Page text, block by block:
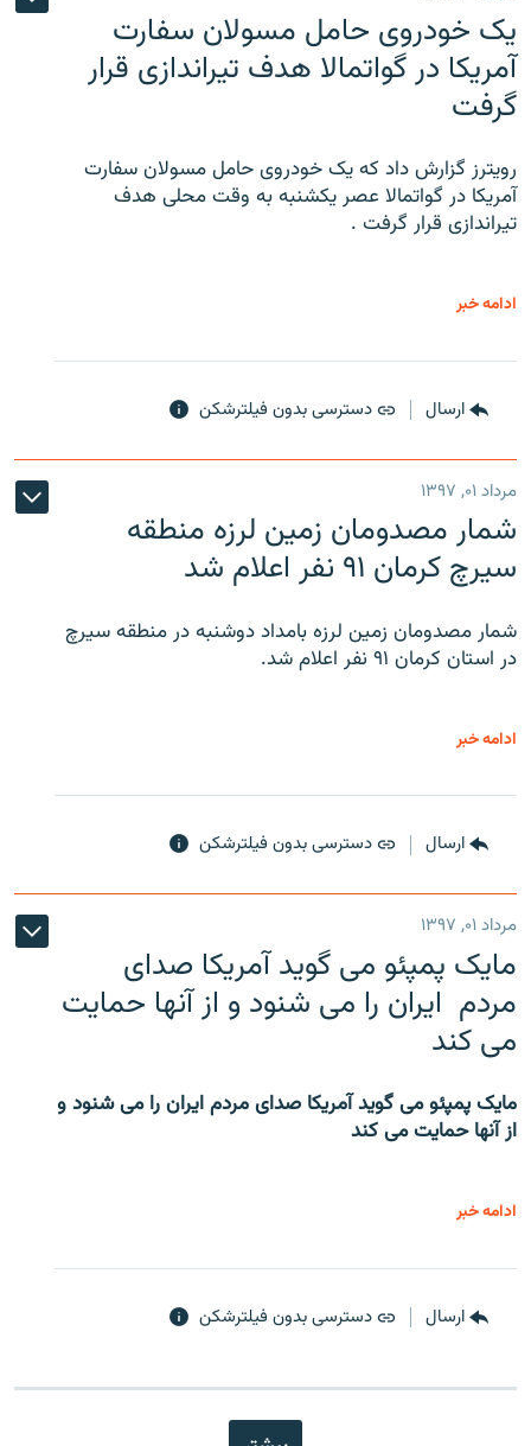
یک خودروی حامل مسولان سفارت
آمریکا در گواتمالا هدف تیراندازی قرار
گرفت
رویترز گزارش داد که یک خودروی حامل مسولان سفارت
آمریکا در گواتمالا عصر یکشنبه به وقت محلی هدف
تیراندازی قرار گرفت .
ادامه خبر
ارسال دسترسی بدون فیلترشکن
مرداد ۰۱, ۱۳۹۷
شمار مصدومان زمین لرزه منطقه
سیرچ کرمان ۹۱ نفر اعلام شد
شمار مصدومان زمین لرزه بامداد دوشنبه در منطقه سیرچ
در استان کرمان ۹۱ نفر اعلام شد.
ادامه خبر
ارسال دسترسی بدون فیلترشکن
مرداد ۰۱, ۱۳۹۷
مایک پمپئو می گوید آمریکا صدای
مردم ایران را می شنود و از آنها حمایت
می کند
مایک پمپئو می گوید آمریکا صدای مردم ایران را می شنود و
از آنها حمایت می کند
ادامه خبر
ارسال دسترسی بدون فیلترشکن